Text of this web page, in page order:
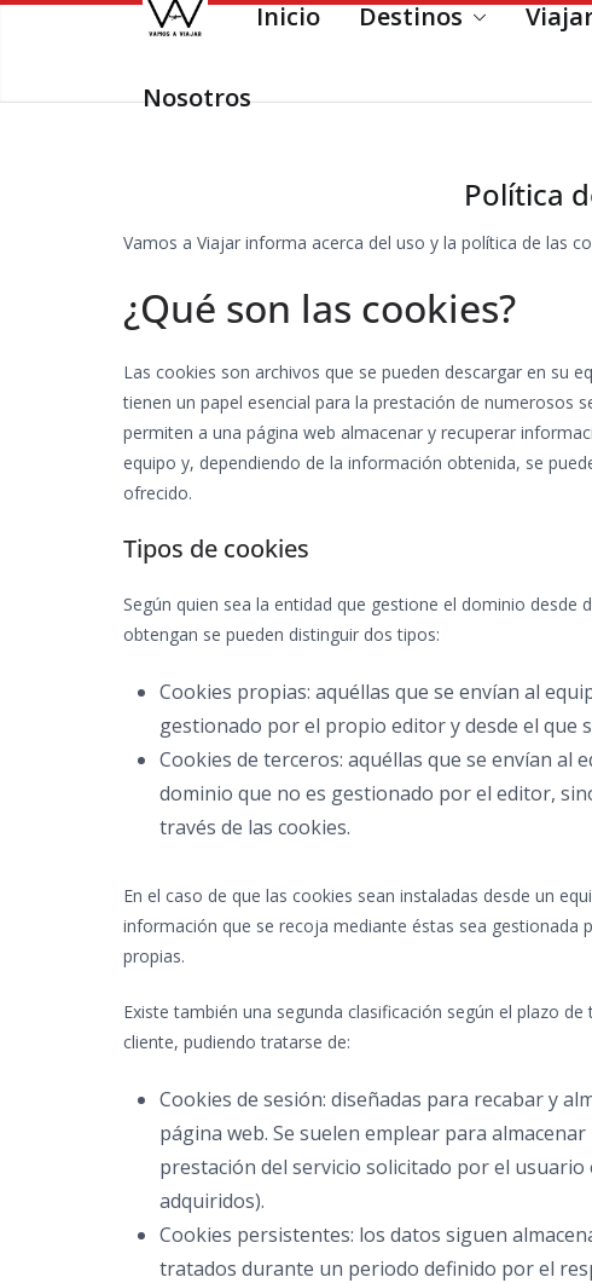
Inicio Destinos
Nosotros
Política
Vamos a Viajar informa acerca del uso y la política de las
¿Qué son las cookies?
Las cookies son archivos que se pueden descargar en su
tienen un papel esencial para la prestación de numerosos
permiten a una página web almacenar y recuperar
equipo y, dependiendo de la información obtenida, se
ofrecido.
Tipos de cookies
Según quien sea la entidad que gestione el dominio
obtengan se pueden distinguir dos tipos:
Cookies propias: aquéllas que se envían al
gestionado por el propio editor y desde el que
Cookies de terceros: aquéllas que se envían
dominio que no es gestionado por el editor,
través de las cookies.
En el caso de que las cookies sean instaladas desde un
información que se recoja mediante éstas sea
propias.
Existe también una segunda clasificación según el plazo
cliente, pudiendo tratarse de:
Cookies de sesión: diseñadas para recabar y
página web. Se suelen emplear para
prestación del servicio solicitado por el
adquiridos).
Cookies persistentes: los datos siguen
tratados durante un periodo definido por el